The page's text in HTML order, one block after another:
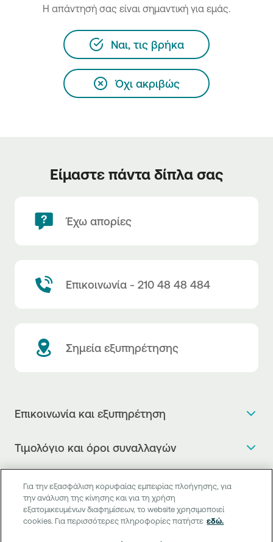
H απάντησή σας είναι σημαντική για εμάς.
Ναι, τις βρήκα
Όχι ακριβώς
Είμαστε πάντα δίπλα σας
Έχω απορίες
Επικοινωνία - 210 48 48 484
Σημεία εξυπηρέτησης
Επικοινωνία και εξυπηρέτηση
Η νέα Ψηφιακή Εποχή στις συναλλαγές, έφτασε!
Θέλω να μιλήσω με Corporate Transaction Banking
Officer
Τιμολόγιο και όροι συναλλαγών
Τιμολόγιο της Τράπεζας
Δελτίο τιμών συναλλάγματος
Δελτίο πληροφόρησης περί τελών
Χρήσιμοι σύνδεσμοι
Συχνές ερωτήσεις
Κανονιστική Συμμόρφωση
Digital Banking
Για την εξασφάλιση κορυφαίας εμπειρίας πλοήγησης, για
την ανάλυση της κίνησης και για τη χρήση
εξατομικευμένων διαφημίσεων, το website χρησιμοποιεί
cookies. Για περισσότερες πληροφορίες πατήστε εδώ.